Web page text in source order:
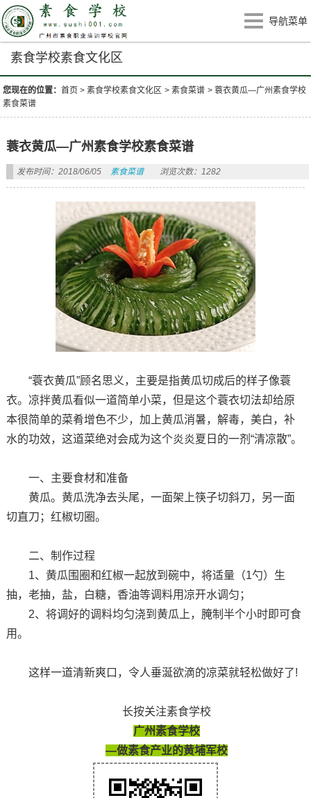
导航菜单
素食学校素食文化区
您现在的位置：首页 >素食学校素食文化区 >素食菜谱 >蓑衣黄瓜—广州素食学校
素食菜谱
蓑衣黄瓜—广州素食学校素食菜谱
发布时间：2018/06/05 素食菜谱 浏览次数：1282
“蓑衣黄瓜”顾名思义，主要是指黄瓜切成后的样子像蓑
衣。凉拌黄瓜看似一道简单小菜，但是这个蓑衣切法却给原
本很简单的菜肴增色不少，加上黄瓜消暑，解毒，美白，补
水的功效，这道菜绝对会成为这个炎炎夏日的一剂“清凉散”。
一、主要食材和准备
黄瓜。黄瓜洗净去头尾，一面架上筷子切斜刀，另一面
切直刀；红椒切圈。
二、制作过程
1、黄瓜围圈和红椒一起放到碗中，将适量（1勺）生
抽，老抽，盐，白糖，香油等调料用凉开水调匀；
2、将调好的调料均匀浇到黄瓜上，腌制半个小时即可食
用。
这样一道清新爽口，令人垂涎欲滴的凉菜就轻松做好了!
长按关注素食学校
广州素食学校
—做素食产业的黄埔军校